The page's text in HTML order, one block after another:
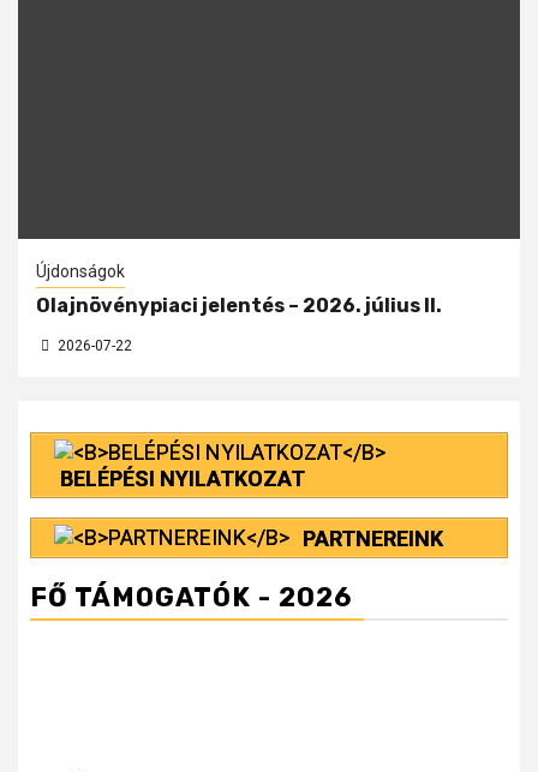
Újdonságok
Olajnövénypiaci jelentés – 2026. július II.
2026-07-22
BELÉPÉSI NYILATKOZAT
PARTNEREINK
FŐ TÁMOGATÓK - 2026